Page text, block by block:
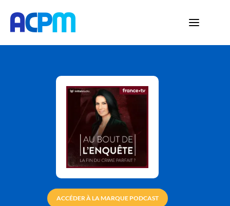
ACCÉDER À LA MARQUE PODCAST